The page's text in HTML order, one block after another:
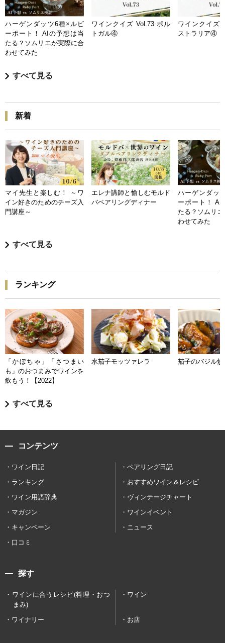
ハーゲンダッツ6種×ルビ
ーポート！ AIの予想は当
たる？ソムリエが実際に合
わせてみた
ワインクイズ Vol.73 ポル
トガル④
ワインクイズ
ストラリア④
すべて見る
新着
マイ先生と楽しむ！ ～ワ
イン好きのためのチーズ入
門講座～
エレナ講師と愉しむモルド
バペアリングディナー
ハーゲンダッ
ーポート！ AI
たる？ソムリ
わせてみた
すべて見る
ランキング
「かぼちゃ」「さつまい
も」のおつまみでワインを
飲もう！【2022】
水茄子モッツァレラ 茄子のバジル炒
すべて見る
コンテンツ
ワイン日記
ペアリング日記
ランキング
おすすめワイン＆レシピ
ワイン用語辞典
ヴィンテージチャート
マガジン
ワインイベント
キャンペーン
ニュース
口コミ
探す
ワインに合うレシピ(料理・おつ
まみ)
ワイン
ワイナリー お店